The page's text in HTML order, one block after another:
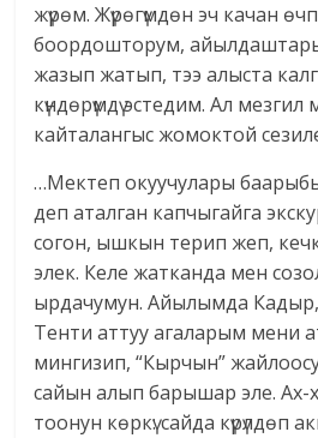
жүрөм. Жүрөгүмдөн эч качан
боордошторум,
жазып жатып, тээ алыста
күндөрүмдү эстедим. Ал мезгил
кайталангыс жомоктой
…Мектеп окуучулары
деп аталган капчыгайга
согон, ышкын терип жеп,
элек. Келе жатканда мен
ырдачумун. Айылымда
Тенти аттуу агаларым мени
мингизип, “Кырчын”
сайын алып барышар эле. Ах-
тоонун көркү: сайда күрүлдөп